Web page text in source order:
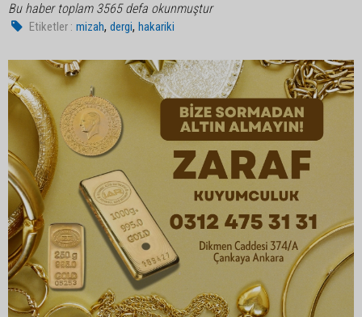
Bu haber toplam 3565 defa okunmuştur
Etiketler : mizah,dergi,hakariki